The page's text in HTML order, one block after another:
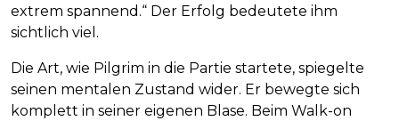
extrem spannend.“ Der Erfolg bedeutete ihm
sichtlich viel.
Die Art, wie Pilgrim in die Partie startete, spiegelte
seinen mentalen Zustand wider. Er bewegte sich
komplett in seiner eigenen Blase. Beim Walk-on